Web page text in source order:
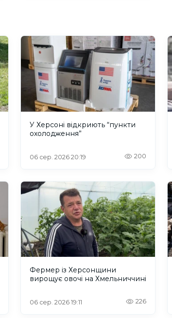
У Херсоні відкриють “пункти
охолодження”
06 сер. 2026 20:19 200
Фермер із Херсонщини
вирощує овочі на Хмельниччині
06 сер. 2026 19:11 226